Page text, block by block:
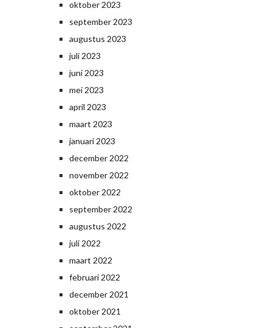
oktober 2023
september 2023
augustus 2023
juli 2023
juni 2023
mei 2023
april 2023
maart 2023
januari 2023
december 2022
november 2022
oktober 2022
september 2022
augustus 2022
juli 2022
maart 2022
februari 2022
december 2021
oktober 2021